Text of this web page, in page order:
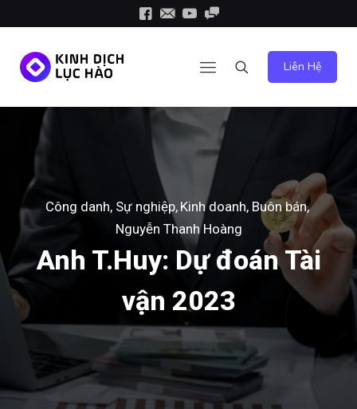
Liên Hệ
Công danh, Sự nghiệp Kinh doanh, Buôn bán
Nguyễn Thanh Hoàng
Anh T.Huy: Dự đoán Tài
vận 2023